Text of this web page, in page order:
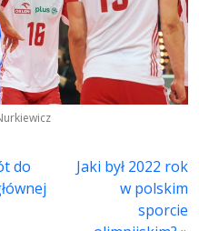
do
Jaki był 2022 rok
w polskim
sporcie